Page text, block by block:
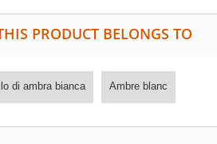
PRODUCT BELONGS TO
di ambra bianca Ambre blanc